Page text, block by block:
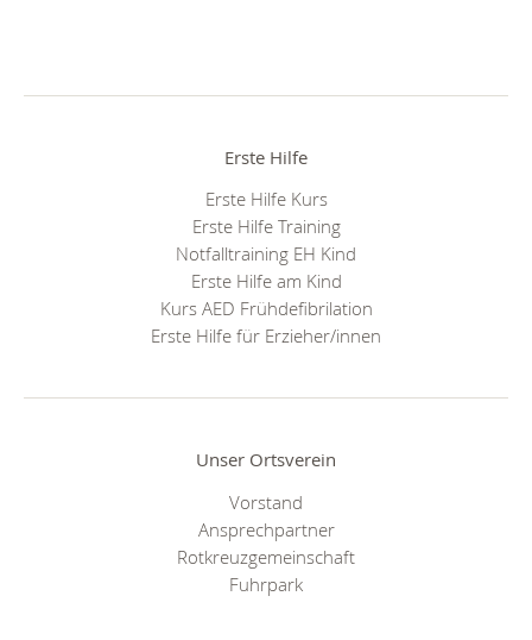
Erste Hilfe
Erste Hilfe Kurs
Erste Hilfe Training
Notfalltraining EH Kind
Erste Hilfe am Kind
Kurs AED Frühdefibrilation
Erste Hilfe für Erzieher/innen
Unser Ortsverein
Vorstand
Ansprechpartner
Rotkreuzgemeinschaft
Fuhrpark